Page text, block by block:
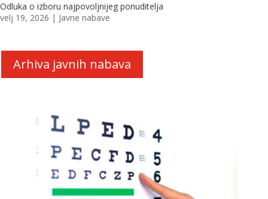
Odluka o izboru najpovoljnijeg ponuditelja
velj 19, 2026 | Javne nabave
Arhiva javnih nabava